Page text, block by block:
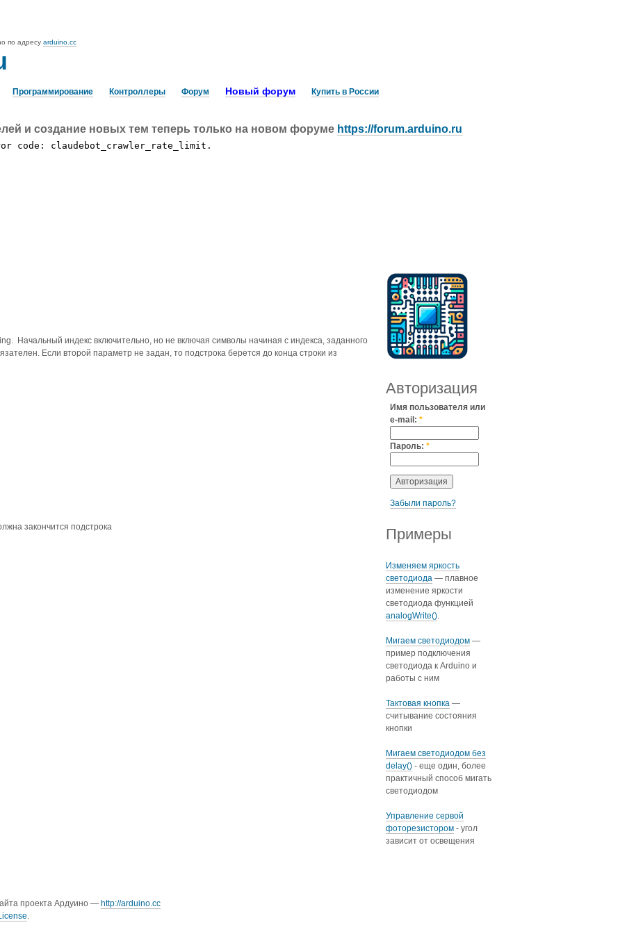
по адресу arduino.cc
Программирование Контроллеры Форум Новый форум Купить в России
и создание новых тем теперь только на новом форуме https://forum.arduino.ru
Начальный индекс включительно, но не включая символы начиная с индекса, заданного
Если второй параметр не задан, то подстрока берется до конца строки из
закончится подстрока
Авторизация
Имя пользователя или
e-mail: *
Пароль: *
Забыли пароль?
Примеры
Изменяем яркость
светодиода — плавное
изменение яркости
светодиода функцией
analogWrite()
Мигаем светодиодом —
пример подключения
светодиода к Arduino и
работы с ним
Тактовая кнопка —
считывание состояния
кнопки
Мигаем светодиодом без
delay() - еще один, более
практичный способ мигать
светодиодом
Управление сервой
фоторезистором - угол
зависит от освещения
проекта Ардуино — http://arduino.cc
.